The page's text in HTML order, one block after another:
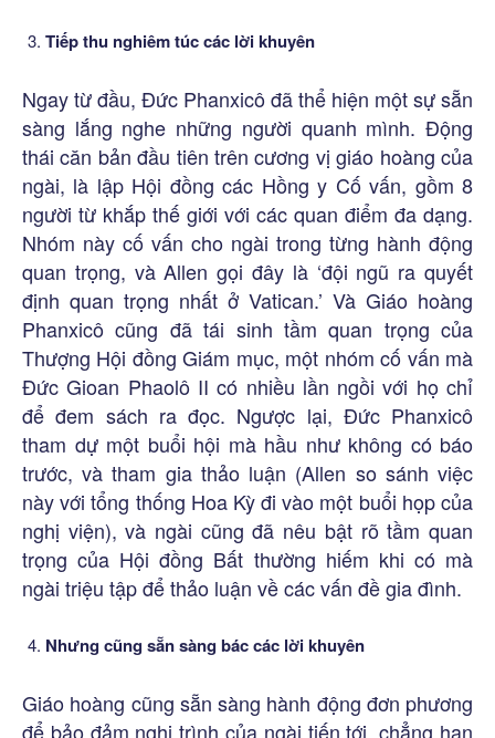
Tiếp thu nghiêm túc các lời khuyên
Ngay từ đầu, Đức Phanxicô đã thể hiện một sự sẵn
sàng lắng nghe những người quanh mình. Động
thái căn bản đầu tiên trên cương vị giáo hoàng của
ngài, là lập Hội đồng các Hồng y Cố vấn, gồm 8
người từ khắp thế giới với các quan điểm đa dạng.
Nhóm này cố vấn cho ngài trong từng hành động
quan trọng, và Allen gọi đây là ‘đội ngũ ra quyết
định quan trọng nhất ở Vatican.’ Và Giáo hoàng
Phanxicô cũng đã tái sinh tầm quan trọng của
Thượng Hội đồng Giám mục, một nhóm cố vấn mà
Đức Gioan Phaolô II có nhiều lần ngồi với họ chỉ
để đem sách ra đọc. Ngược lại, Đức Phanxicô
tham dự một buổi hội mà hầu như không có báo
trước, và tham gia thảo luận (Allen so sánh việc
này với tổng thống Hoa Kỳ đi vào một buổi họp của
nghị viện), và ngài cũng đã nêu bật rõ tầm quan
trọng của Hội đồng Bất thường hiếm khi có mà
ngài triệu tập để thảo luận về các vấn đề gia đình.
Nhưng cũng sẵn sàng bác các lời khuyên
Giáo hoàng cũng sẵn sàng hành động đơn phương
để bảo đảm nghị trình của ngài tiến tới, chẳng hạn